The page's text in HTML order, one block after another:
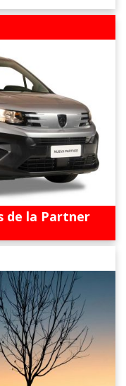
de la Partner